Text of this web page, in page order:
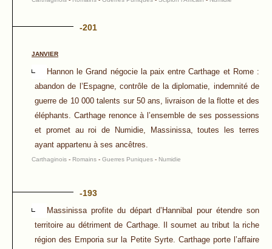
-201
JANVIER
Hannon le Grand négocie la paix entre Carthage et Rome :
abandon de l’Espagne, contrôle de la diplomatie, indemnité de
guerre de 10 000 talents sur 50 ans, livraison de la flotte et des
éléphants. Carthage renonce à l’ensemble de ses possessions
et promet au roi de Numidie, Massinissa, toutes les terres
ayant appartenu à ses ancêtres.
Carthaginois - Romains - Guerres Puniques - Numidie
-193
Massinissa profite du départ d’Hannibal pour étendre son
territoire au détriment de Carthage. Il soumet au tribut la riche
région des Emporia sur la Petite Syrte. Carthage porte l’affaire